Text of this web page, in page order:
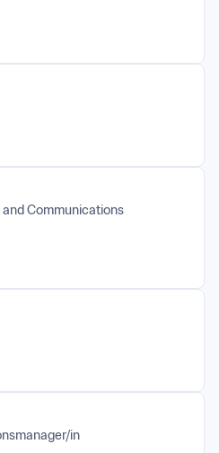
Communications
in